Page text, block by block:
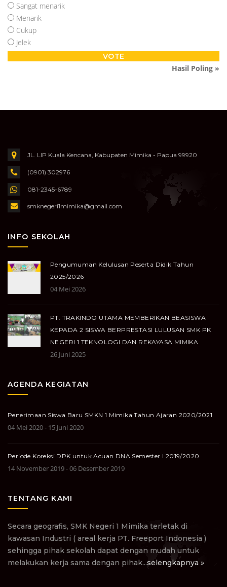
Sangat menarik
Menarik
Cukup
Jelek
Hasil Poling »
JL. LIP Kuala Kencana, Kabupaten Mimika - Papua 99920
(0901) 302976
081-2345-6789
smknegeri1mimika@gmail.com
INFO SEKOLAH
Pengumuman Kelulusan Peserta Didik Tahun
2025/2026
04 Mei 2026
PT. TRAKINDO UTAMA MEMBERIKAN BEASISWA
KEPADA 2 SISWA BERPRESTASI LULUSAN SMK PK
NEGERI 1 TEKNOLOGI DAN REKAYASA MIMIKA
26 Juni 2025
AGENDA KEGIATAN
Penerimaan Siswa Baru SMKN 1 Mimika Tahun Ajaran 2020/2021
04 Mei 2020 - 15 Juni 2020
Periode Koreksi DPK untuk Acuan DNA Semester I 2019/2020
14 November 2019 - 06 Desember 2019
TENTANG KAMI
Secara geografis, SMK Negeri 1 Mimika terletak di
kawasan Industri ( areal kerja PT. Freeport Indonesia )
sehingga pihak sekolah dapat dengan mudah untuk
melakukan kerja sama dengan pihak...selengkapnya »